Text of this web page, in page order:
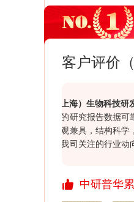
客户评价（
片仔癀（上海）生物科技研发有
中研普华的研究报告数据可靠，
宏观和微观兼具，结构科学，内
权威。对我司关注的行业动向具
行业报告质量均满意，祝愿贵司
中研普华